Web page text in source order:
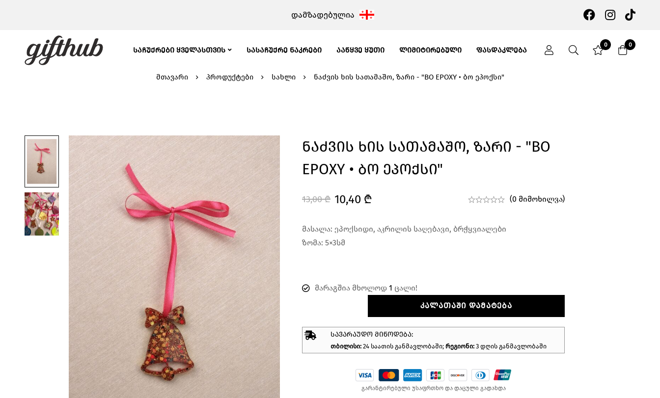
დამზადებულია
ᲡᲐᲩᲣᲥᲠᲔᲑᲘ ᲧᲕᲔᲚᲐᲡᲗᲕᲘᲡ ᲡᲐᲡᲐᲩᲣᲥᲠᲔ ᲜᲐᲙᲠᲔᲑᲘ ᲐᲐᲬᲧᲕᲔ ᲧᲣᲗᲘ ᲚᲘᲛᲘᲢᲘᲠᲔᲑᲣᲚᲘ ᲤᲐᲡᲓᲐᲙᲚᲔᲑᲐ
0 0
მთავარი პროდუქტები სახლი ნაძვის ხის სათამაშო, ზარი - "BO EPOXY • ბო ეპოქსი"
Ნაძვის Ხის Სათამაშო, Ზარი - "BO
EPOXY • Ბო Ეპოქსი"
13,00₾ 10,40 ₾ (0 მიმოხილვა)
მასალა: ეპოქსიდი, აკრილის საღებავი, ბრჭყვიალები
ზომა: 5×3სმ
მარაგშია მხოლოდ 1 ცალი!
ᲙᲐᲚᲐᲗᲐᲨᲘ ᲓᲐᲛᲐᲢᲔᲑᲐ
ᲡᲐᲕᲐᲠᲐᲣᲓᲝ ᲛᲘᲬᲝᲓᲔᲑᲐ:
თბილისი: 24 საათის განმავლობაში; რეგიონი: 3 დღის განმავლობაში
გარანტირებული უსაფრთხო და დაცული გადახდა